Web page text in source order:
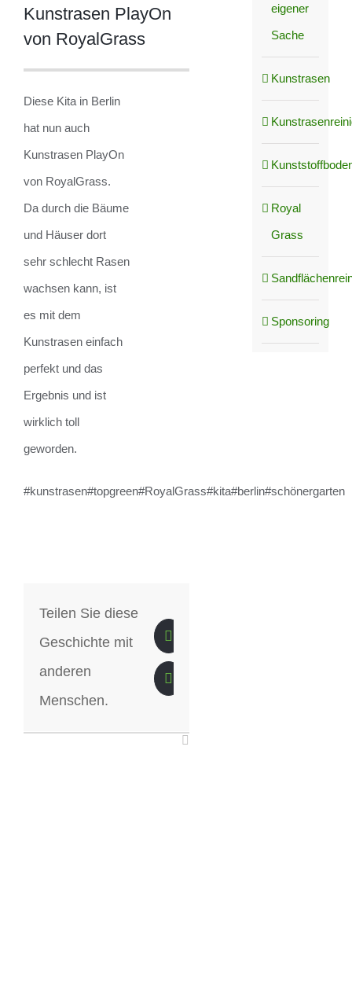
Kunstrasen PlayOn
von RoyalGrass
Diese Kita in Berlin
hat nun auch
Kunstrasen PlayOn
von RoyalGrass.
Da durch die Bäume
und Häuser dort
sehr schlecht Rasen
wachsen kann, ist
es mit dem
Kunstrasen einfach
perfekt und das
Ergebnis und ist
wirklich toll
geworden.
#kunstrasen#topgreen#RoyalGrass#kita#berlin#schönergarten
Teilen Sie diese
Geschichte mit
anderen
Menschen.
eigener
Sache
Kunstrasen
Royal
Grass
Sponsoring